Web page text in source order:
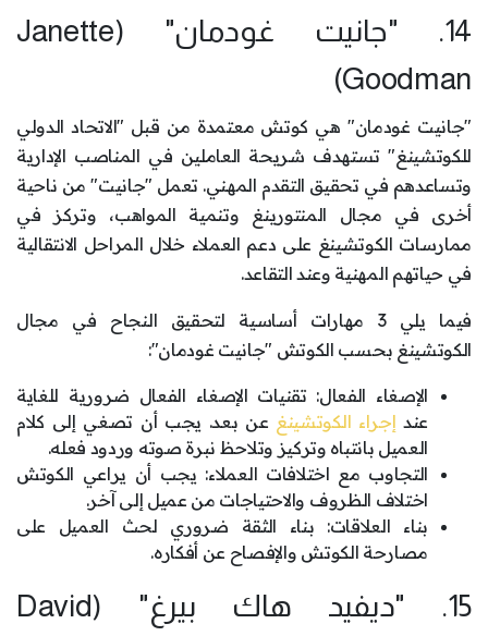
14. "جانيت غودمان" (Janette
Goodman)
"جانيت غودمان" هي كوتش معتمدة من قبل "الاتحاد الدولي
للكوتشينغ" تستهدف شريحة العاملين في المناصب الإدارية
وتساعدهم في تحقيق التقدم المهني. تعمل "جانيت" من ناحية
أخرى في مجال المنتورينغ وتنمية المواهب، وتركز في
ممارسات الكوتشينغ على دعم العملاء خلال المراحل الانتقالية
في حياتهم المهنية وعند التقاعد.
فيما يلي 3 مهارات أساسية لتحقيق النجاح في مجال
الكوتشينغ بحسب الكوتش "جانيت غودمان":
الإصغاء الفعال: تقنيات الإصغاء الفعال ضرورية للغاية
عند إجراء الكوتشينغ عن بعد. يجب أن تصغي إلى كلام
العميل بانتباه وتركيز وتلاحظ نبرة صوته وردود فعله.
التجاوب مع اختلافات العملاء: يجب أن يراعي الكوتش
اختلاف الظروف والاحتياجات من عميل إلى آخر.
بناء العلاقات: بناء الثقة ضروري لحث العميل على
مصارحة الكوتش والإفصاح عن أفكاره.
15. "ديفيد هاك بيرغ" (David